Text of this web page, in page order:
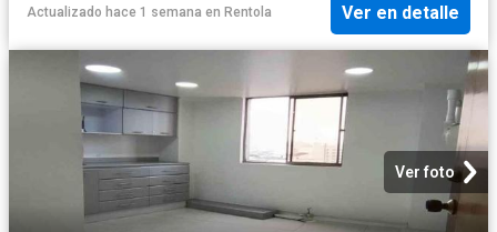
Actualizado hace 1 semana en Rentola Ver en detalle
Ver foto